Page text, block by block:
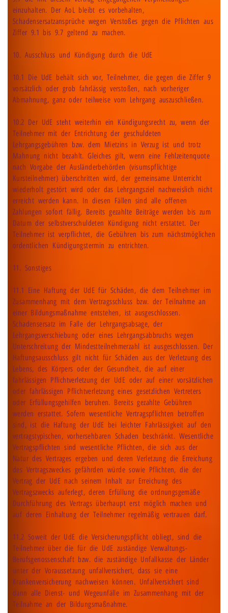
einzuhalten. Der AoL bleibt es vorbehalten,
Schadensersatzansprüche wegen Verstoßes gegen die Pflichten aus
Ziffer 9.1 bis 9.7 geltend zu machen.
10. Ausschluss und Kündigung durch die UdE
10.1 Die UdE behält sich vor, Teilnehmer, die gegen die Ziffer 9
vorsätzlich oder grob fahrlässig verstoßen, nach vorheriger
Abmahnung, ganz oder teilweise vom Lehrgang auszuschließen.
10.2 Der UdE steht weiterhin ein Kündigungsrecht zu, wenn der
Teilnehmer mit der Entrichtung der geschuldeten
Lehrgangsgebühren bzw. dem Mietzins in Verzug ist und trotz
Mahnung nicht bezahlt. Gleiches gilt, wenn eine Fehlzeitenquote
nach Vorgabe der Ausländerbehörden (visumspflichtige
Kursteilnehmer) überschritten wird, der gemeinsame Unterricht
wiederholt gestört wird oder das Lehrgangsziel nachweislich nicht
erreicht werden kann. In diesen Fällen sind alle offenen
Zahlungen sofort fällig. Bereits gezahlte Beiträge werden bis zum
Datum der selbstverschuldeten Kündigung nicht erstattet. Der
Teilnehmer ist verpflichtet, die Gebühren bis zum nächstmöglichen
ordentlichen Kündigungstermin zu entrichten.
11. Sonstiges
11.1 Eine Haftung der UdE für Schäden, die dem Teilnehmer im
Zusammenhang mit dem Vertragsschluss bzw. der Teilnahme an
einer Bildungsmaßnahme entstehen, ist ausgeschlossen.
Schadensersatz im Falle der Lehrgangsabsage, der
Lehrgangsverschiebung oder eines Lehrgangsabbruchs wegen
Unterschreitung der Mindestteilnehmerzahl ist ausgeschlossen. Der
Haftungsausschluss gilt nicht für Schäden aus der Verletzung des
Lebens, des Körpers oder der Gesundheit, die auf einer
fahrlässigen Pflichtverletzung der UdE oder auf einer vorsätzlichen
oder fahrlässigen Pflichtverletzung eines gesetzlichen Vertreters
oder Erfüllungsgehilfen beruhen. Bereits gezahlte Gebühren
werden erstattet. Sofern wesentliche Vertragspflichten betroffen
sind, ist die Haftung der UdE bei leichter Fahrlässigkeit auf den
vertragstypischen, vorhersehbaren Schaden beschränkt. Wesentliche
Vertragspflichten sind wesentliche Pflichten, die sich aus der
Natur des Vertrages ergeben und deren Verletzung die Erreichung
des Vertragszweckes gefährden würde sowie Pflichten, die der
Vertrag der UdE nach seinem Inhalt zur Erreichung des
Vertragszwecks auferlegt, deren Erfüllung die ordnungsgemäße
Durchführung des Vertrags überhaupt erst möglich machen und
auf deren Einhaltung der Teilnehmer regelmäßig vertrauen darf.
11.2 Soweit der UdE die Versicherungspflicht obliegt, sind die
Teilnehmer über die für die UdE zuständige Verwaltungs-
Berufsgenossenschaft bzw. die zuständige Unfallkasse der Länder
unter der Voraussetzung unfallversichert, dass sie eine
Krankenversicherung nachweisen können. Unfallversichert sind
dann alle Dienst- und Wegeunfälle im Zusammenhang mit der
Teilnahme an der Bildungsmaßnahme.